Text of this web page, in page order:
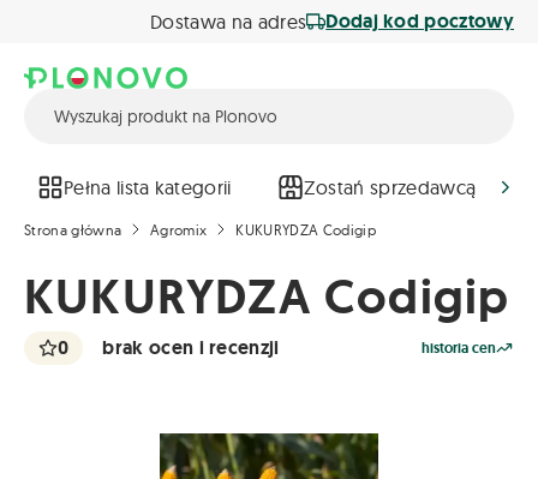
Dostawa na adres Dodaj kod pocztowy
Pełna lista kategorii Zostań sprzedawcą
Strona główna Agromix KUKURYDZA Codigip
KUKURYDZA Codigip
historia cen
0 brak ocen i recenzji